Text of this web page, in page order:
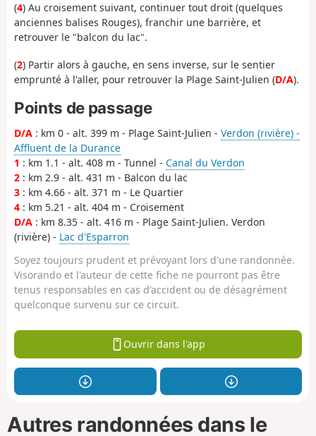
(4) Au croisement suivant, continuer tout droit (quelques
anciennes balises Rouges), franchir une barrière, et
retrouver le "balcon du lac".
(2) Partir alors à gauche, en sens inverse, sur le sentier
emprunté à l'aller, pour retrouver la Plage Saint-Julien (D/A).
Points de passage
D/A : km 0 - alt. 399 m - Plage Saint-Julien - Verdon (rivière) -
Affluent de la Durance
1 : km 1.1 - alt. 408 m - Tunnel - Canal du Verdon
2 : km 2.9 - alt. 431 m - Balcon du lac
3 : km 4.66 - alt. 371 m - Le Quartier
4 : km 5.21 - alt. 404 m - Croisement
D/A : km 8.35 - alt. 416 m - Plage Saint-Julien. Verdon
(rivière) - Lac d'Esparron
Soyez toujours prudent et prévoyant lors d'une randonnée.
Visorando et l'auteur de cette fiche ne pourront pas être
tenus responsables en cas d'accident ou de désagrément
quelconque survenu sur ce circuit.
Ouvrir dans l'app
Autres randonnées dans le